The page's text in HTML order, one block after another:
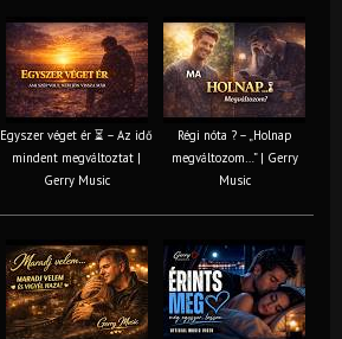
Egyszer véget ér ⏳ – Az idő
mindent megváltoztat |
Gerry Music
Régi nóta ? – „Holnap
megváltozom…” | Gerry
Music